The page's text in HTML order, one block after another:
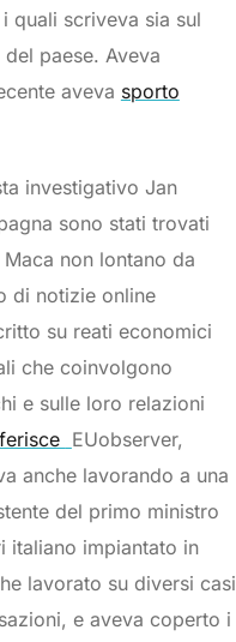
quali scriveva sia sul
paese. Aveva
aveva sporto
investigativo Jan
sono stati trovati
non lontano da
di notizie online
su reati economici
che coinvolgono
e sulle loro relazioni
EUobserver,
anche lavorando a una
del primo ministro
italiano impiantato in
lavorato su diversi casi
e aveva coperto i